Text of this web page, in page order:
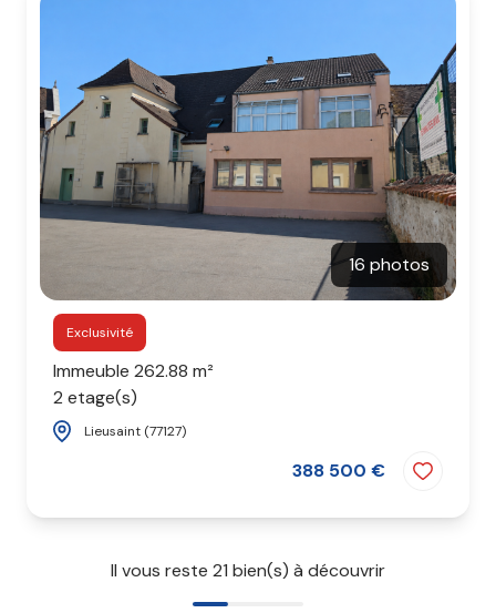
16 photos
Exclusivité
Immeuble 262.88 m²
2 etage(s)
Lieusaint (77127)
388 500 €
Il vous reste 21 bien(s) à découvrir